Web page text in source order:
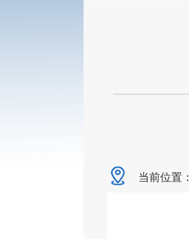
当前位置：